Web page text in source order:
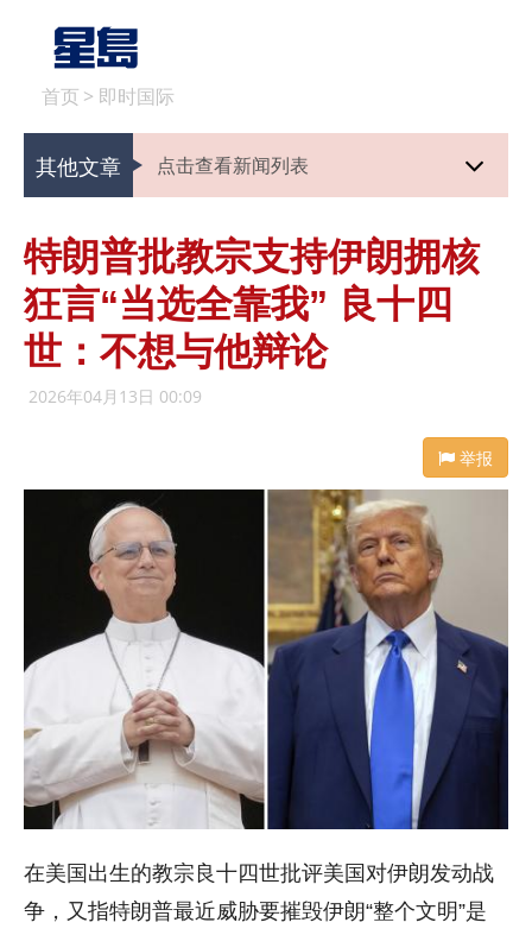
首页 > 即时国际
其他文章 点击查看新闻列表
特朗普批教宗支持伊朗拥核
狂言“当选全靠我” 良十四
世：不想与他辩论
2026年04月13日 00:09
举报
在美国出生的教宗良十四世批评美国对伊朗发动战
争，又指特朗普最近威胁要摧毁伊朗“整个文明”是